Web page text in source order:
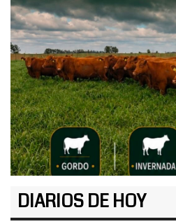
DIARIOS DE HOY